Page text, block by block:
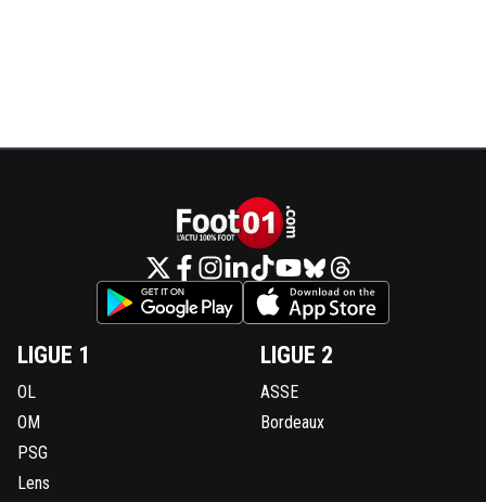
LIGUE 1
OL
OM
PSG
Lens
LIGUE 2
ASSE
Bordeaux